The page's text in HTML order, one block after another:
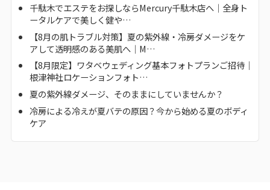
千駄木でエステをお探しならMercury千駄木店へ｜全身ト
ータルケアで美しく健や…
【8月の肌トラブル対策】夏の紫外線・冷房ダメージをケ
アして透明感のある美肌へ｜M…
【8月限定】ワタベウェディング基本フォトプランご招待｜
根津神社ロケーションフォト…
夏の紫外線ダメージ、そのままにしていませんか？
冷房による冷えが夏バテの原因？今から始める夏のボディ
ケア